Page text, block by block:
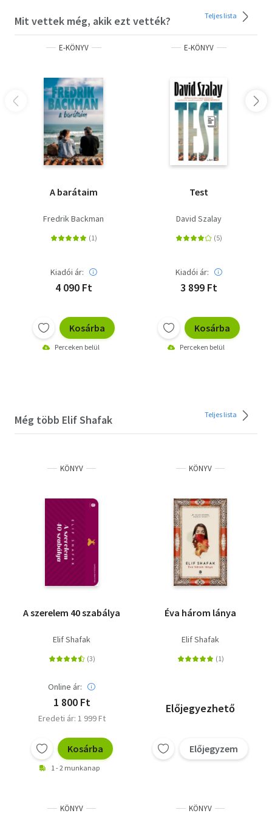
Mit vettek még, akik ezt vették? Teljes lista
E-KÖNYV
A barátaim
Fredrik Backman
Kiadói ár:
4 090 Ft
Kosárba
Perceken belül
E-KÖNYV
Test
David Szalay
Kiadói ár:
3 899 Ft
Kosárba
Perceken belül
Még több Elif Shafak Teljes lista
KÖNYV
A szerelem 40 szabálya
Elif Shafak
Online ár:
1 800 Ft
Eredeti ár: 1 999 Ft
Kosárba
1 - 2 munkanap
KÖNYV
Éva három lánya
Elif Shafak
Előjegyezhető
Előjegyzem
KÖNYV KÖNYV